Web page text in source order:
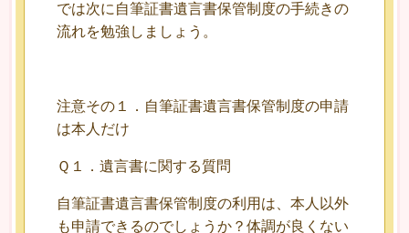
では次に自筆証書遺言書保管制度の手続きの
流れを勉強しましょう。
注意その１．自筆証書遺言書保管制度の申請
は本人だけ
Ｑ１．遺言書に関する質問
自筆証書遺言書保管制度の利用は、本人以外
も申請できるのでしょうか？体調が良くない